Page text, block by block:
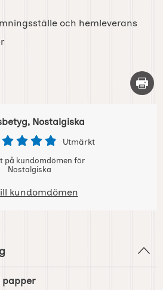
och hemleverans
Skriv
Nostalgiska
Utmärkt
på kundomdömen för
Nostalgiska
kundomdömen
papper